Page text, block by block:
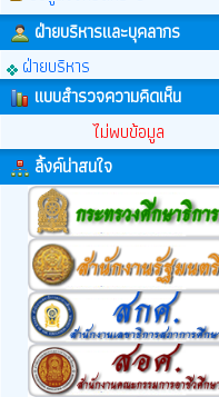
ฝ่ายบริหารและบุคลากร
ฝ่ายบริหาร
แบบสำรวจความคิดเห็น
ไม่พบข้อมูล
ลิ้งค์น่าสนใจ